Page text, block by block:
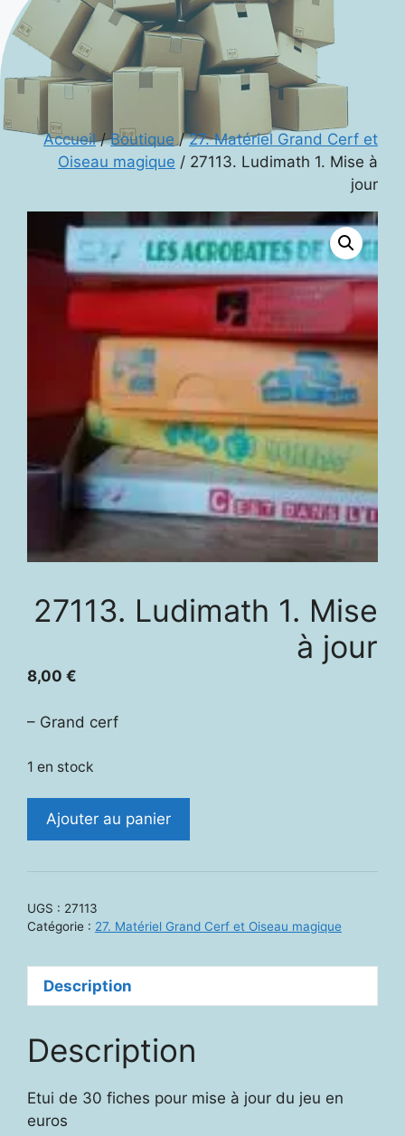
Accueil/Boutique /27. Matériel Grand Cerf et
Oiseau magique / 27113. Ludimath 1. Mise à
jour
27113. Ludimath 1. Mise
à jour
8,00 €
– Grand cerf
1 en stock
quantité
Mise
jour
Ajouter au panier
UGS : 27113
Catégorie : 27. Matériel Grand Cerf et Oiseau magique
Description
Description
Etui de 30 fiches pour mise à jour du jeu en
euros